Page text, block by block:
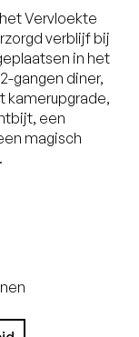
Vervloekte
verblijf bij
in het
gangen diner,
kamerupgrade,
een
magisch